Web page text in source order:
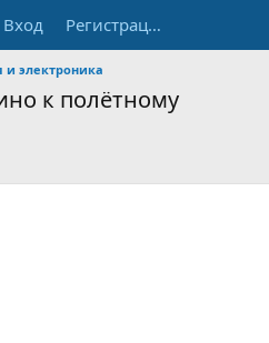
Вход Регистрация
и электроника
к полётному